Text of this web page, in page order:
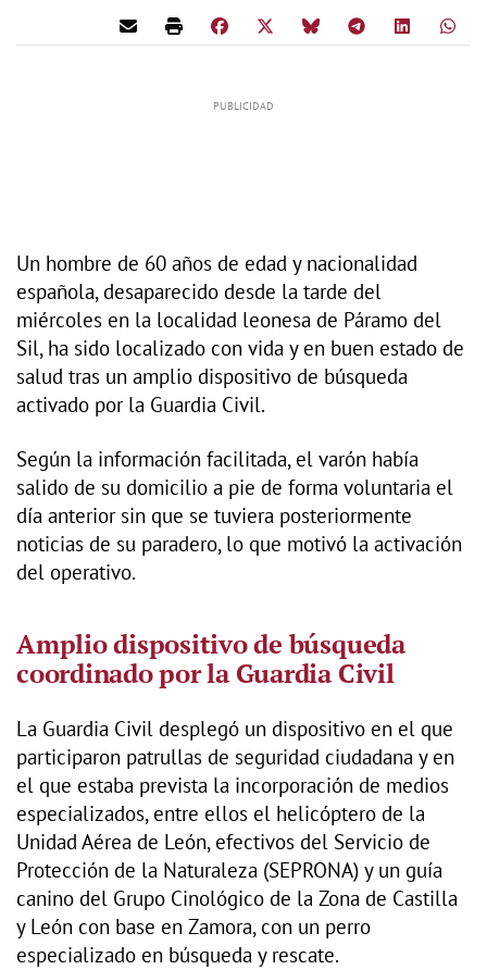
Un hombre de 60 años de edad y nacionalidad
española, desaparecido desde la tarde del
miércoles en la localidad leonesa de Páramo del
Sil, ha sido localizado con vida y en buen estado de
salud tras un amplio dispositivo de búsqueda
activado por la Guardia Civil.
Según la información facilitada, el varón había
salido de su domicilio a pie de forma voluntaria el
día anterior sin que se tuviera posteriormente
noticias de su paradero, lo que motivó la activación
del operativo.
Amplio dispositivo de búsqueda
coordinado por la Guardia Civil
La Guardia Civil desplegó un dispositivo en el que
participaron patrullas de seguridad ciudadana y en
el que estaba prevista la incorporación de medios
especializados, entre ellos el helicóptero de la
Unidad Aérea de León, efectivos del Servicio de
Protección de la Naturaleza (SEPRONA) y un guía
canino del Grupo Cinológico de la Zona de Castilla
y León con base en Zamora, con un perro
especializado en búsqueda y rescate.